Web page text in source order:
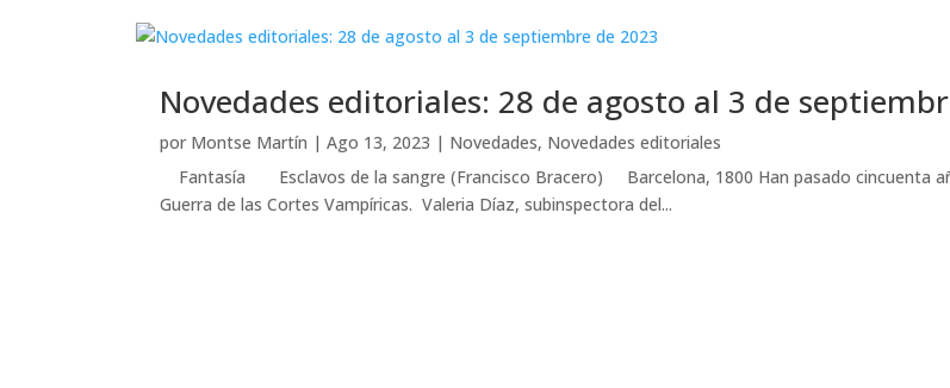
Novedades editoriales: 28 de agosto al 3 de
por Montse Martín |Ago 13, 2023 | Novedades, Novedades editoriales
Fantasía Esclavos de la sangre (Francisco Bracero) Barcelona, 1800 Han pasado cincuenta
Guerra de las Cortes Vampíricas. Valeria Díaz, subinspectora del...